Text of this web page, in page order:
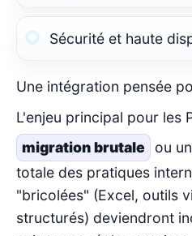
Sécurité et haute
Une intégration pensée
L'enjeu principal pour les
migration brutale
ou
totale des pratiques
"bricolées" (Excel, outils
structurés) deviendront